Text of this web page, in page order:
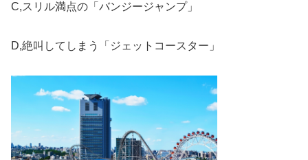
C,スリル満点の「バンジージャンプ」
D,絶叫してしまう「ジェットコースター」